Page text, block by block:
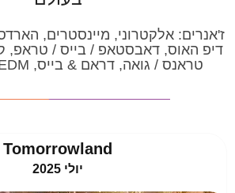
ז'אנרים: אלקטרוני, מיינסטרים,
דיפ האוס, דאבסטאפ / בייס / טראפ,
טראנס / גואה, דראם & בייס, BIG ROOM / EDM
Tomorrowland
יולי 2025